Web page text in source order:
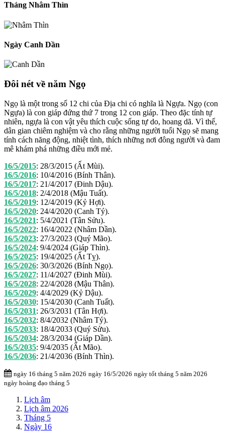
Tháng Nhâm Thìn
Ngày Canh Dần
Đôi nét về năm Ngọ
Ngọ là một trong số 12 chi của Địa chi có nghĩa là Ngựa. Ngọ (con
Ngựa) là con giáp đứng thứ 7 trong 12 con giáp. Theo đặc tính tự
nhiên, ngựa là con vật yêu thích cuộc sống tự do, hoang dã. Vì thế,
dân gian chiêm nghiệm và cho rằng những người tuổi Ngọ sẽ mang
tính cách năng động, nhiệt tình, thích những nơi đông người và đam
mê khám phá những điều mới mẻ.
16/5/2015: 28/3/2015 (Ất Mùi).
16/5/2016: 10/4/2016 (Bính Thân).
16/5/2017: 21/4/2017 (Đinh Dậu).
16/5/2018: 2/4/2018 (Mậu Tuất).
16/5/2019: 12/4/2019 (Kỷ Hợi).
16/5/2020: 24/4/2020 (Canh Tý).
16/5/2021: 5/4/2021 (Tân Sửu).
16/5/2022: 16/4/2022 (Nhâm Dần).
16/5/2023: 27/3/2023 (Quý Mão).
16/5/2024: 9/4/2024 (Giáp Thìn).
16/5/2025: 19/4/2025 (Ất Tỵ).
16/5/2026: 30/3/2026 (Bính Ngọ).
16/5/2027: 11/4/2027 (Đinh Mùi).
16/5/2028: 22/4/2028 (Mậu Thân).
16/5/2029: 4/4/2029 (Kỷ Dậu).
16/5/2030: 15/4/2030 (Canh Tuất).
16/5/2031: 26/3/2031 (Tân Hợi).
16/5/2032: 8/4/2032 (Nhâm Tý).
16/5/2033: 18/4/2033 (Quý Sửu).
16/5/2034: 28/3/2034 (Giáp Dần).
16/5/2035: 9/4/2035 (Ất Mão).
16/5/2036: 21/4/2036 (Bính Thìn).
ngày 16 tháng 5 năm 2026 ngày 16/5/2026 ngày tốt tháng 5 năm 2026
ngày hoàng đạo tháng 5
Lịch âm
Lịch âm 2026
Tháng 5
Ngày 16